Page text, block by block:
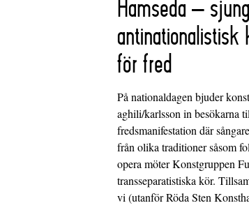
Hamseda –
antinationalistisk
för fred
På nationaldagen bjuder
aghili/karlsson in besökarna
fredsmanifestation där
från olika traditioner såsom
opera möter Konstgruppen
transseparatistiska kör.
vi (utanför Röda Sten